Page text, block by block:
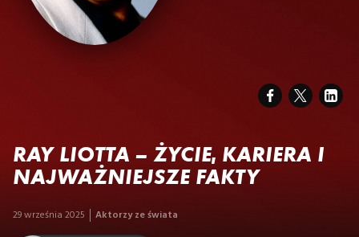
RAY LIOTTA – ŻYCIE, KARIERA I
NAJWAŻNIEJSZE FAKTY
29 września 2025 Aktorzy ze świata